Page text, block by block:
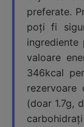
preferate.
poți fi
ingrediente
valoare
346kcal
rezervoare
(doar 1.7g,